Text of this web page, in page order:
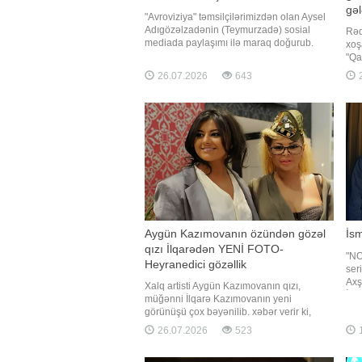
"Avroviziya" təmsilçilərimizdən olan Aysel
Adıgözəlzadənin (Teymurzadə) sosial
mediada paylaşımı ilə maraq doğurub.
instaqram hesabında paylaşıb. Aysel dərin
yarıqlı ağ libasda göz oxşayıb. Zərifliyi və
paylaşımın
26.07.2026 643
Aygün Kazımovanın özündən gözəl
qızı İlqarədən YENİ FOTO-
Heyranedici gözəllik
Xalq artisti Aygün Kazımovanın qızı,
müğənni İlqarə Kazımovanın yeni
görünüşü çox bəyənilib. xəbər verir ki,
müğənnin sosial mediada yeni görüntüləri
yayımlanıb. Onun görünüşü və dəyişimi
26.07.2026 523